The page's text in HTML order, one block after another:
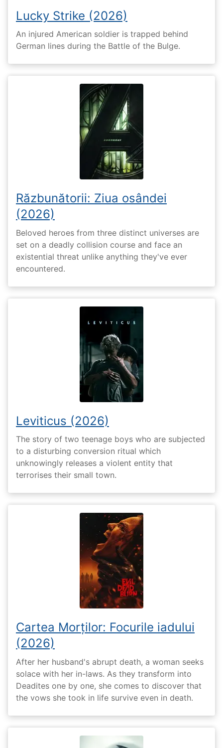
Lucky Strike (2026)
An injured American soldier is trapped behind
German lines during the Battle of the Bulge.
Răzbunătorii: Ziua osândei
(2026)
Beloved heroes from three distinct universes are
set on a deadly collision course and face an
existential threat unlike anything they've ever
encountered.
Leviticus (2026)
The story of two teenage boys who are subjected
to a disturbing conversion ritual which
unknowingly releases a violent entity that
terrorises their small town.
Cartea Morților: Focurile iadului
(2026)
After her husband's abrupt death, a woman seeks
solace with her in-laws. As they transform into
Deadites one by one, she comes to discover that
the vows she took in life survive even in death.